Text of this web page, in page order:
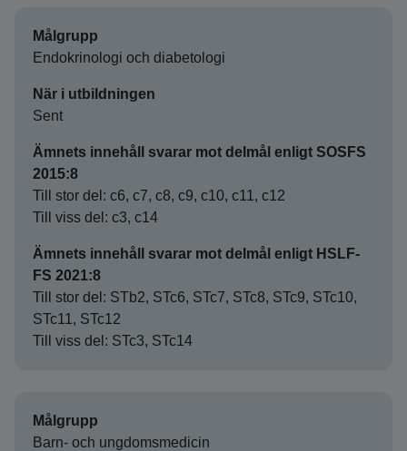
Målgrupp
Endokrinologi och diabetologi
När i utbildningen
Sent
Ämnets innehåll svarar mot delmål enligt SOSFS
2015:8
Till stor del: c6, c7, c8, c9, c10, c11, c12
Till viss del: c3, c14
Ämnets innehåll svarar mot delmål enligt HSLF-
FS 2021:8
Till stor del: STb2, STc6, STc7, STc8, STc9, STc10,
STc11, STc12
Till viss del: STc3, STc14
Målgrupp
Barn- och ungdomsmedicin